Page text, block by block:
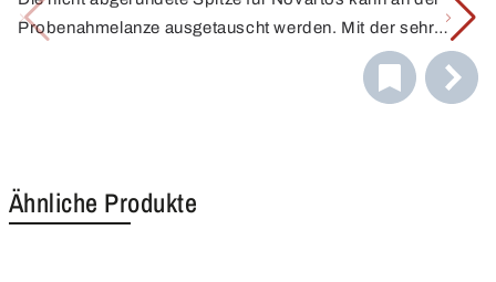
Probenahmelanze ausgetauscht werden. Mit der sehr
spitzen und stabilen Spitze kann direkt in Säcke oder
Ähnliche Produkte